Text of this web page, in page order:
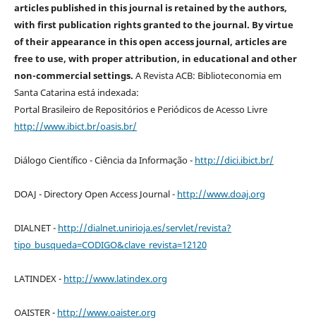
articles published in this journal is retained by the authors,
with first publication rights granted to the journal. By virtue
of their appearance in this open access journal, articles are
free to use, with proper attribution, in educational and other
non-commercial settings. A Revista ACB: Biblioteconomia em
Santa Catarina está indexada:
Portal Brasileiro de Repositórios e Periódicos de Acesso Livre
http://www.ibict.br/oasis.br/
Diálogo Científico - Ciência da Informação - http://dici.ibict.br/
DOAJ - Directory Open Access Journal - http://www.doaj.org
DIALNET - http://dialnet.unirioja.es/servlet/revista?
tipo_busqueda=CODIGO&clave_revista=12120
LATINDEX - http://www.latindex.org
OAISTER - http://www.oaister.org